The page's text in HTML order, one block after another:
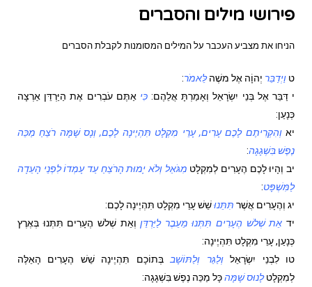
פירושי מילים והסברים
הניחו את מצביע העכבר על המילים המסומנות לקבלת הסברים
ט וַיְדַבֵּר יְהוָֹה אֶל משֶׁהלֵּאמֹר:
י דַּבֵּר אֶל בְּנֵי יִשְׂרָאֵל וְאָמַרְתָּ אֲלֵהֶם:כִּיאַתֶּם עֹבְרִים אֶת הַיַּרְדֵּן אַרְצָה
כְּנָעַן:
יא וְהִקְרִיתֶם לָכֶם עָרִים, עָרֵי מִקְלָט תִּהְיֶינָה לָכֶם, וְנָס שָׁמָּה רֹצֵחַ מַכֵּה
נֶפֶשׁ בִּשְׁגָגָה:
יבוְהָיוּ לָכֶם הֶעָרִים לְמִקְלָט מִגֹּאֵל וְלֹא יָמוּת הָרֹצֵחַ עַד עָמְדוֹ לִפְנֵי הָעֵדָה
לַמִּשְׁפָּט:
יג וְהֶעָרִים אֲשֶׁר תִּתֵּנוּשֵׁשׁ עָרֵי מִקְלָט תִּהְיֶינָה לָכֶם:
יד אֵת שְׁלשׁ הֶעָרִים תִּתְּנוּ מֵעֵבֶר לַיַּרְדֵּן וְאֵת שְׁלשׁ הֶעָרִים תִּתְּנוּ בְּאֶרֶץ
כְּנָעַן, עָרֵי מִקְלָט תִּהְיֶינָה:
טו לִבְנֵי יִשְׂרָאֵלוְלַגֵּר וְלַתּוֹשָׁבבְּתוֹכָם תִּהְיֶינָה שֵׁשׁ הֶעָרִים הָאֵלֶּה
לְמִקְלָטלָנוּס שָׁמָּהכָּל מַכֵּה נֶפֶשׁ בִּשְׁגָגָה: